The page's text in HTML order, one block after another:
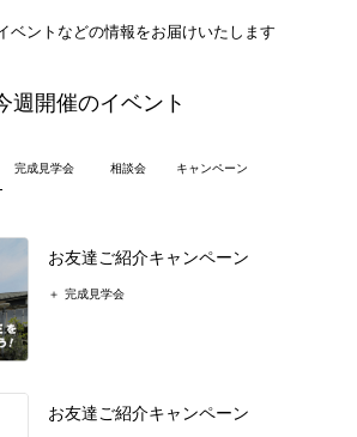
ベントなどの情報をお届けいたします
週開催のイベント
完成見学会 相談会 キャンペーン
お友達ご紹介キャンペーン
完成見学会
お友達ご紹介キャンペーン